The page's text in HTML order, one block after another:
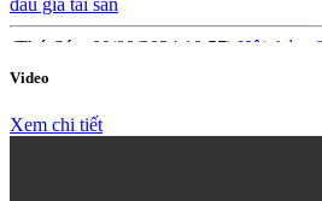
(Thứ Sáu, 09/08/2024 10:57)Hội thảo:
sách Quý I năm 2024
Video
Xem chi tiết